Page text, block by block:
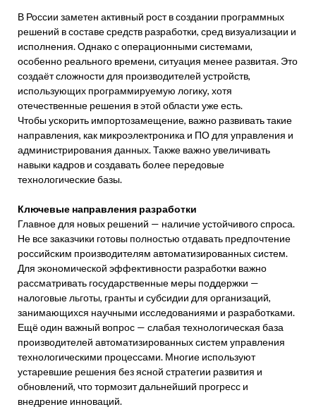
В России заметен активный рост в создании программных
решений в составе средств разработки, сред визуализации и
исполнения. Однако с операционными системами,
особенно реального времени, ситуация менее развитая. Это
создаёт сложности для производителей устройств,
использующих программируемую логику, хотя
отечественные решения в этой области уже есть.
Чтобы ускорить импортозамещение, важно развивать такие
направления, как микроэлектроника и ПО для управления и
администрирования данных. Также важно увеличивать
навыки кадров и создавать более передовые
технологические базы.
Ключевые направления разработки
Главное для новых решений — наличие устойчивого спроса.
Не все заказчики готовы полностью отдавать предпочтение
российским производителям автоматизированных систем.
Для экономической эффективности разработки важно
рассматривать государственные меры поддержки —
налоговые льготы, гранты и субсидии для организаций,
занимающихся научными исследованиями и разработками.
Ещё один важный вопрос — слабая технологическая база
производителей автоматизированных систем управления
технологическими процессами. Многие используют
устаревшие решения без ясной стратегии развития и
обновлений, что тормозит дальнейший прогресс и
внедрение инноваций.